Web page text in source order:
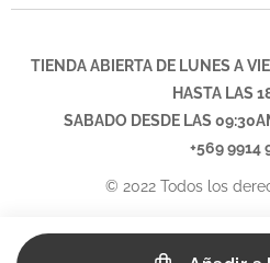
TIENDA ABIERTA DE LUNES A
HASTA LAS
SABADO DESDE LAS
+569 9914
© 2022 Todos los